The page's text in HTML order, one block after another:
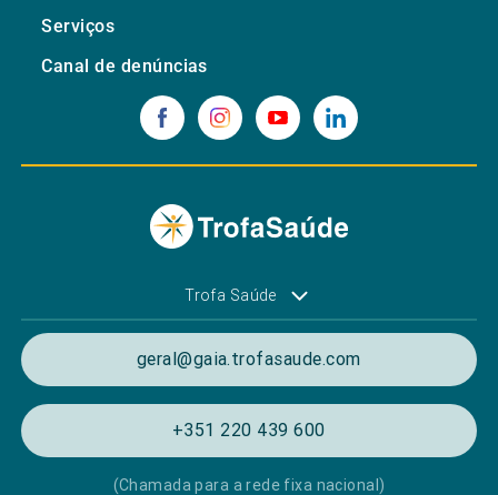
Serviços
Canal de denúncias
Trofa Saúde
geral@gaia.trofasaude.com
+351 220 439 600
(Chamada para a rede fixa nacional)